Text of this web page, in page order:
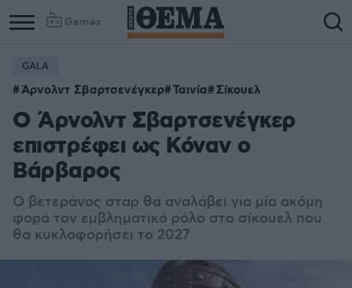
Games
GALA
Άρνολντ Σβαρτσενέγκερ Ταινία Σίκουελ
Ο Άρνολντ Σβαρτσενέγκερ
επιστρέφει ως Κόναν ο
Βάρβαρος
Ο βετεράνος σταρ θα αναλάβει για μία ακόμη
φορά τον εμβληματικό ρόλο στο σίκουελ που
θα κυκλοφορήσει το 2027